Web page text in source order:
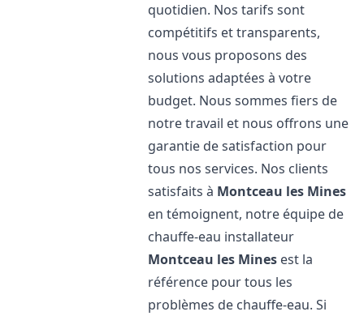
quotidien. Nos tarifs sont
compétitifs et transparents,
nous vous proposons des
solutions adaptées à votre
budget. Nous sommes fiers de
notre travail et nous offrons une
garantie de satisfaction pour
tous nos services. Nos clients
satisfaits à Montceau les Mines
en témoignent, notre équipe de
chauffe-eau installateur
Montceau les Mines est la
référence pour tous les
problèmes de chauffe-eau. Si